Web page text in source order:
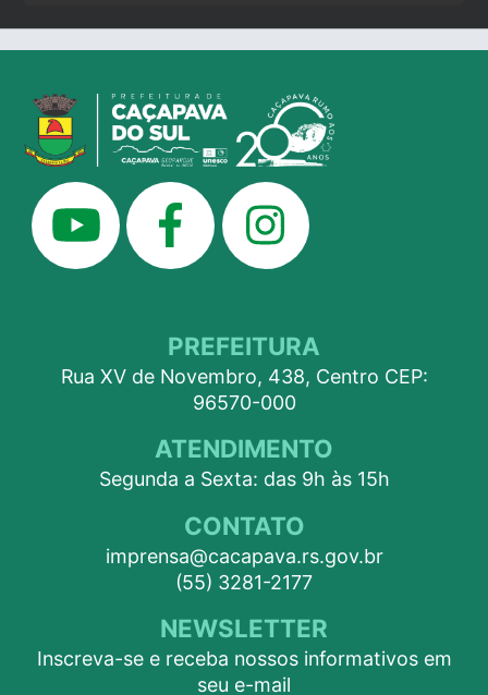
PREFEITURA
Rua XV de Novembro, 438, Centro CEP:
96570-000
ATENDIMENTO
Segunda a Sexta: das 9h às 15h
CONTATO
imprensa@cacapava.rs.gov.br
(55) 3281-2177
NEWSLETTER
Inscreva-se e receba nossos informativos em
seu e-mail